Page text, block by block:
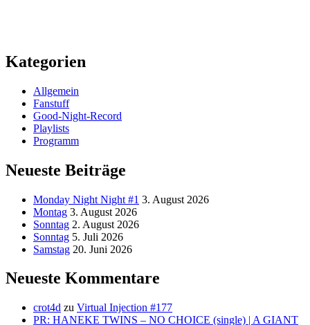
Kategorien
Allgemein
Fanstuff
Good-Night-Record
Playlists
Programm
Neueste Beiträge
Monday Night Night #1 3. August 2026
Montag 3. August 2026
Sonntag 2. August 2026
Sonntag 5. Juli 2026
Samstag 20. Juni 2026
Neueste Kommentare
crot4d zu Virtual Injection #177
PR: HANEKE TWINS – NO CHOICE (single) | A GIANT